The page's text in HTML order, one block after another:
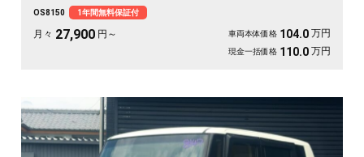
一台で毎日がぐっと身軽になりますよ。クルコン付きで高速移動もゆったり快
適。安心してお乗りいただける《1年保証付》です😊
OS8150 1年間無料保証付
月々 27,900 円～ 車両本体価格 104.0 万円
現金一括価格 110.0 万円